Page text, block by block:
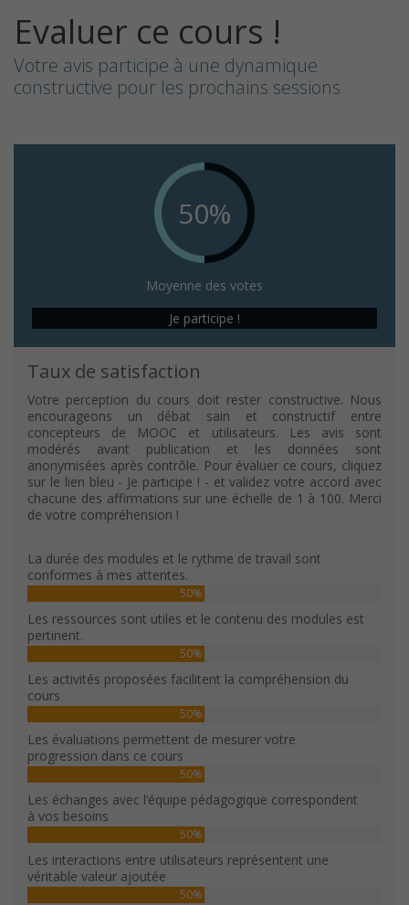
Evaluer ce cours !
Votre avis participe à une dynamique
constructive pour les prochains sessions
50%
Moyenne des votes
Je participe !
Taux de satisfaction
Votre perception du cours doit rester constructive. Nous
encourageons un débat sain et constructif entre
concepteurs de MOOC et utilisateurs. Les avis sont
modérés avant publication et les données sont
anonymisées après contrôle. Pour évaluer ce cours, cliquez
sur le lien bleu - Je participe ! - et validez votre accord avec
chacune des affirmations sur une échelle de 1 à 100. Merci
de votre compréhension !
La durée des modules et le rythme de travail sont
conformes à mes attentes.
50%
Les ressources sont utiles et le contenu des modules est
pertinent.
50%
Les activités proposées facilitent la compréhension du
cours
50%
Les évaluations permettent de mesurer votre
progression dans ce cours
50%
Les échanges avec l’équipe pédagogique correspondent
à vos besoins
50%
Les interactions entre utilisateurs représentent une
véritable valeur ajoutée
50%